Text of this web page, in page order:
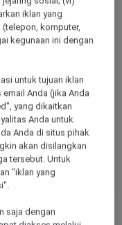
yang sama di rumah
di hotel Mercure?
tidur hotel ke dalam
perlengkapan tidur
kami dan
pengalaman
yang dibuat secara
tempat tidur hotel,
yang diperkuat, bantal
menambah
iklan yang
komputer,
kegunaan ini dengan
untuk tujuan iklan
Anda (jika Anda
yang dikaitkan
Anda untuk
Anda di situs pihak
akan disilangkan
tersebut. Untuk
"iklan yang
saja dengan